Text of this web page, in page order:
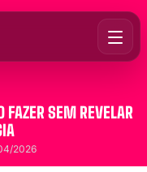
FAZER SEM REVELAR
2026